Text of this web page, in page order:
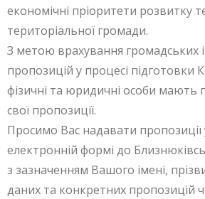
економічні пріоритети розвитку
територіальної громади.
З метою врахування громадських
пропозицій у процесі підготовки
фізичні та юридичні особи мають
свої пропозиції.
Просимо Вас надавати пропозиції
електронній формі до
з зазначенням Вашого імені,
даних та конкретних пропозицій